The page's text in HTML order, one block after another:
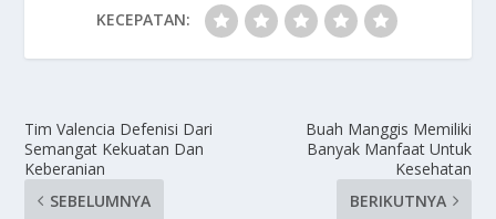
KECEPATAN:
Tim Valencia Defenisi Dari
Semangat Kekuatan Dan
Keberanian
SEBELUMNYA
Buah Manggis Memiliki
Banyak Manfaat Untuk
Kesehatan
BERIKUTNYA